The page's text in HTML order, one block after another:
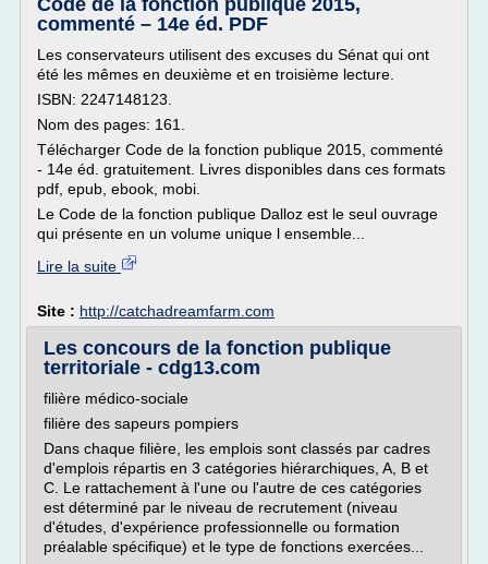
Code de la fonction publique 2015,
commenté – 14e éd. PDF
Les conservateurs utilisent des excuses du Sénat qui ont
été les mêmes en deuxième et en troisième lecture.
ISBN: 2247148123.
Nom des pages: 161.
Télécharger Code de la fonction publique 2015, commenté
- 14e éd. gratuitement. Livres disponibles dans ces formats
pdf, epub, ebook, mobi.
Le Code de la fonction publique Dalloz est le seul ouvrage
qui présente en un volume unique l ensemble...
Lire la suite
Site : http://catchadreamfarm.com
Les concours de la fonction publique
territoriale - cdg13.com
filière médico-sociale
filière des sapeurs pompiers
Dans chaque filière, les emplois sont classés par cadres
d'emplois répartis en 3 catégories hiérarchiques, A, B et
C. Le rattachement à l'une ou l'autre de ces catégories
est déterminé par le niveau de recrutement (niveau
d'études, d'expérience professionnelle ou formation
préalable spécifique) et le type de fonctions exercées...